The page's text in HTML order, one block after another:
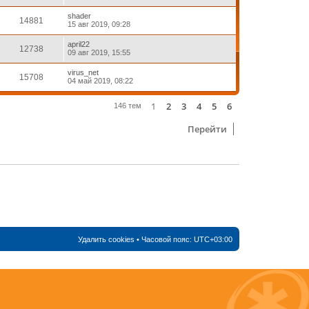
14881
shader
15 авг 2019, 09:28
12738
april22
09 авг 2019, 15:55
15708
virus_net
04 май 2019, 08:22
146 тем 1 2 3 4 5 6
Перейти
Удалить cookies • Часовой пояс:UTC+03:00